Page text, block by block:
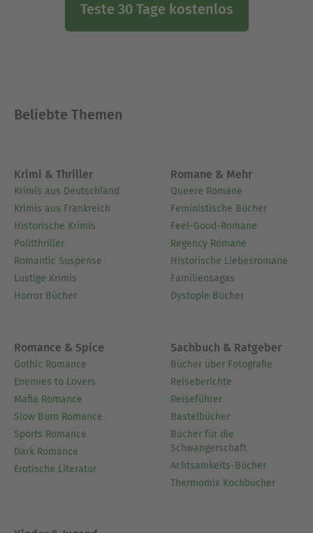
Teste 30 Tage kostenlos
Beliebte Themen
Krimi & Thriller
Krimis aus Deutschland
Krimis aus Frankreich
Historische Krimis
Politthriller
Romantic Suspense
Lustige Krimis
Horror Bücher
Romane & Mehr
Queere Romane
Feministische Bücher
Feel-Good-Romane
Regency Romane
Historische Liebesromane
Familiensagas
Dystopie Bücher
Romance & Spice
Gothic Romance
Enemies to Lovers
Mafia Romance
Slow Burn Romance
Sports Romance
Dark Romance
Erotische Literatur
Sachbuch & Ratgeber
Bücher über Fotografie
Reiseberichte
Reiseführer
Bastelbücher
Bücher für die
Schwangerschaft
Achtsamkeits-Bücher
Thermomix Kochbücher